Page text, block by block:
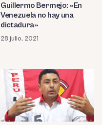
Guillermo Bermejo: «En
Venezuela no hay una
dictadura»
28 julio, 2021